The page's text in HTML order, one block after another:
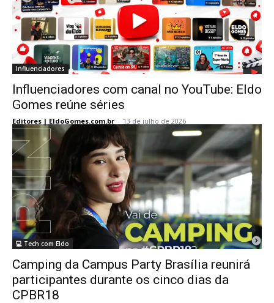
Influenciadores
Influenciadores com canal no YouTube: Eldo
Gomes reúne séries
Editores | EldoGomes.com.br - 13 de julho de 2026
💻 Tech com Eldo
Camping da Campus Party Brasília reunirá
participantes durante os cinco dias da
CPBR18